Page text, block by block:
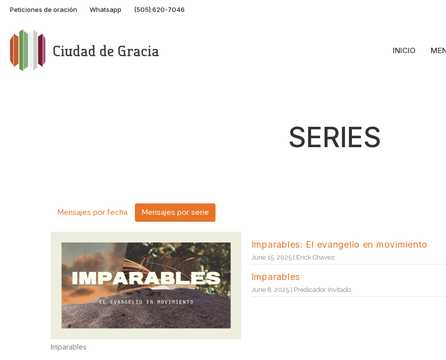
Peticiones de oración Whatsapp (505) 620-7046
INICIO
SERIES
Mensajes por fecha Mensajes por serie
Imparables
Imparables: El evangelio en movimiento
June 15, 2025 | Erick Chavez
Imparables
June 8, 2025 | Predicador Invitado